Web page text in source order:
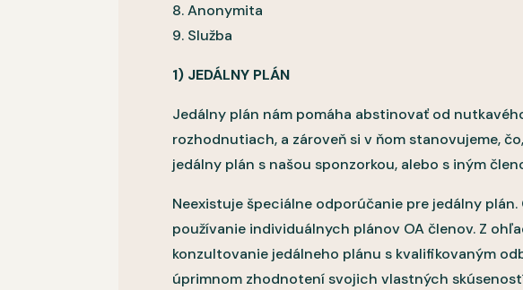
8. Anonymita
9. Služba
1) JEDÁLNY PLÁN
Jedálny plán nám pomáha abstinovať od
rozhodnutiach, a zároveň si v ňom stanovujeme,
jedálny plán s našou sponzorkou, alebo s iným
Neexistuje špeciálne odporúčanie pre jedálny
používanie individuálnych plánov OA členov. Z
konzultovanie jedálneho plánu s kvalifikovaným
úprimnom zhodnotení svojich vlastných